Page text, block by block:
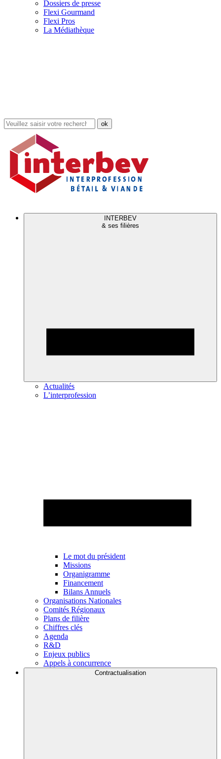
Dossiers de presse
Flexi Gourmand
Flexi Pros
La Médiathèque
Rechercher
dans
site
INTERBEV
& ses filières
Actualités
L’interprofession
Le mot du président
Missions
Organigramme
Financement
Bilans Annuels
Organisations Nationales
Comités Régionaux
Plans de filière
Chiffres clés
Agenda
R&D
Enjeux publics
Appels à concurrence
Contractualisation